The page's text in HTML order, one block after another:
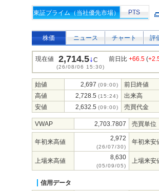
東証プライム（当社優先市場） PTS
株価 ニュース チャート 評
現在値 2,714.5↓C
(26/08/06 15:30)
前日比 +66.5 (
始値 2,697 (09:00)
前日終値
高値
2,728.5 (15:24)
出来高
安値
2,632.5 (09:00) 売買代金
VWAP 2,703.7807 売買単位
年初来高値 2,972
(26/07/30)
年初来安
上場来高値 8,630
(05/09/05)
上場来安
信用データ